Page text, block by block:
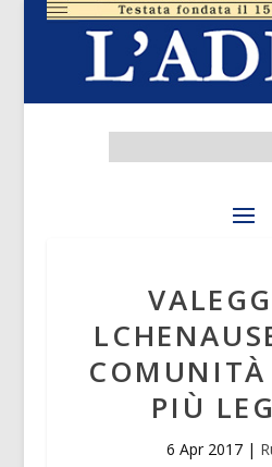
COMUNITÀ
PIÙ
6 Apr 2017|